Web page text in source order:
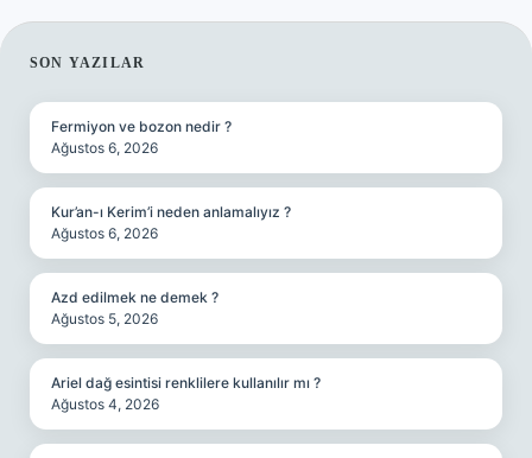
SIDEBAR
SON YAZILAR
Fermiyon ve bozon nedir ?
Ağustos 6, 2026
Kur’an-ı Kerim’i neden anlamalıyız ?
Ağustos 6, 2026
Azd edilmek ne demek ?
Ağustos 5, 2026
Ariel dağ esintisi renklilere kullanılır mı ?
Ağustos 4, 2026